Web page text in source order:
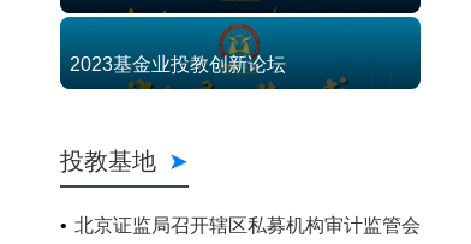
2023基金业投教创新论坛
投教基地
北京证监局召开辖区私募机构审计监管会